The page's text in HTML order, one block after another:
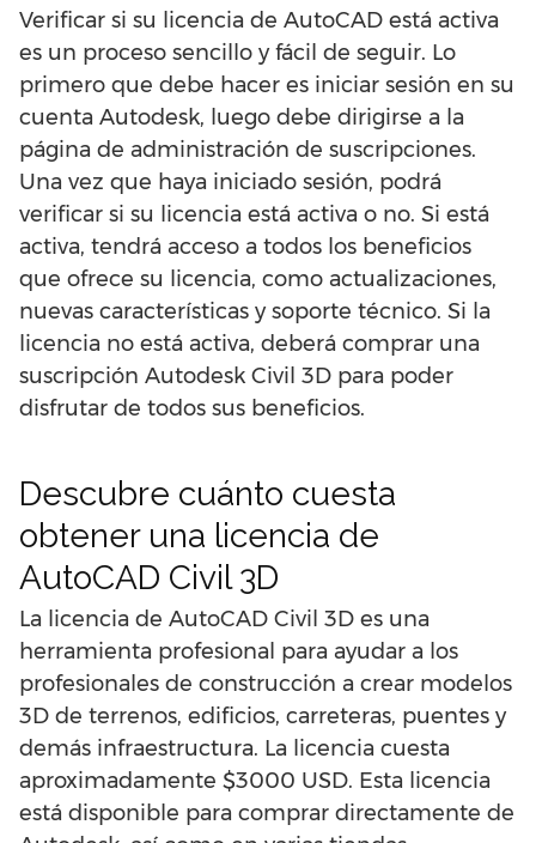
Verificar si su licencia de AutoCAD está activa
es un proceso sencillo y fácil de seguir. Lo
primero que debe hacer es iniciar sesión en su
cuenta Autodesk, luego debe dirigirse a la
página de administración de suscripciones.
Una vez que haya iniciado sesión, podrá
verificar si su licencia está activa o no. Si está
activa, tendrá acceso a todos los beneficios
que ofrece su licencia, como actualizaciones,
nuevas características y soporte técnico. Si la
licencia no está activa, deberá comprar una
suscripción Autodesk Civil 3D para poder
disfrutar de todos sus beneficios.
Descubre cuánto cuesta
obtener una licencia de
AutoCAD Civil 3D
La licencia de AutoCAD Civil 3D es una
herramienta profesional para ayudar a los
profesionales de construcción a crear modelos
3D de terrenos, edificios, carreteras, puentes y
demás infraestructura. La licencia cuesta
aproximadamente $3000 USD. Esta licencia
está disponible para comprar directamente de